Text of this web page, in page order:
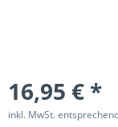
16,95 € *
inkl. MwSt.